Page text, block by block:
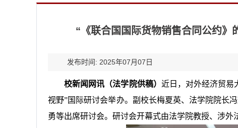
“《联合国国际货物销售合同公约》
发布时间: 2025年07月07日
校新闻网讯（法学院供稿） 近日，对外经济贸易
视野”国际研讨会举办。副校长梅夏英、法学院院长
勇等出席研讨会。研讨会开幕式由法学院教授、涉外